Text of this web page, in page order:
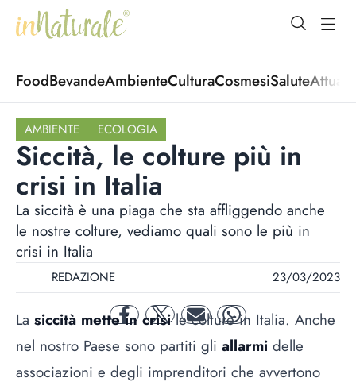
open
FoodBevandeAmbienteCulturaCosmesiSalute
AMBIENTE ECOLOGIA
Siccità, le colture più in
crisi in Italia
La siccità è una piaga che sta affliggendo anche
le nostre colture, vediamo quali sono le più in
crisi in Italia
REDAZIONE 23/03/2023
facebooktwitter mail whatsapp
La siccità mette in crisile colture in Italia. Anche
nel nostro Paese sono partiti gli allarmi delle
associazioni e degli imprenditori che avvertono